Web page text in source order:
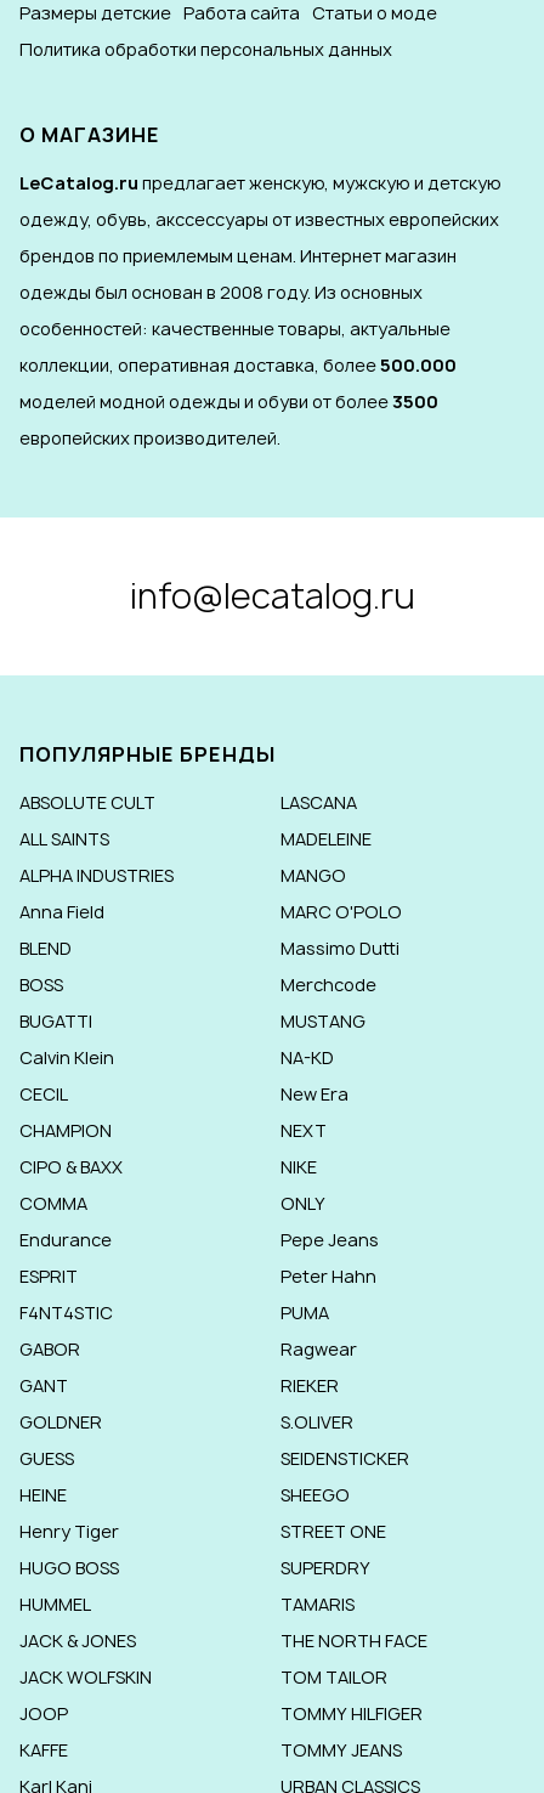
Размеры детские Работа сайта Статьи о моде
Политика обработки персональных данных
О МАГАЗИНЕ
LeCatalog.ru предлагает женскую, мужскую и детскую
одежду, обувь, акссессуары от известных европейских
брендов по приемлемым ценам. Интернет магазин
одежды был основан в 2008 году. Из основных
особенностей: качественные товары, актуальные
коллекции, оперативная доставка, более500.000
моделей модной одежды и обуви от более3500
европейских производителей.
info@lecatalog.ru
ПОПУЛЯРНЫЕ БРЕНДЫ
ABSOLUTE CULT
ALL SAINTS
ALPHA INDUSTRIES
Anna Field
BLEND
BOSS
BUGATTI
Calvin Klein
CECIL
CHAMPION
CIPO & BAXX
COMMA
Endurance
ESPRIT
F4NT4STIC
GABOR
GANT
GOLDNER
GUESS
HEINE
Henry Tiger
HUGO BOSS
HUMMEL
JACK & JONES
JACK WOLFSKIN
JOOP
KAFFE
Karl Kani
LASCANA
MADELEINE
MANGO
MARC O'POLO
Massimo Dutti
Merchcode
MUSTANG
NA-KD
New Era
NEXT
NIKE
ONLY
Pepe Jeans
Peter Hahn
PUMA
Ragwear
RIEKER
S.OLIVER
SEIDENSTICKER
SHEEGO
STREET ONE
SUPERDRY
TAMARIS
THE NORTH FACE
TOM TAILOR
TOMMY HILFIGER
TOMMY JEANS
URBAN CLASSICS